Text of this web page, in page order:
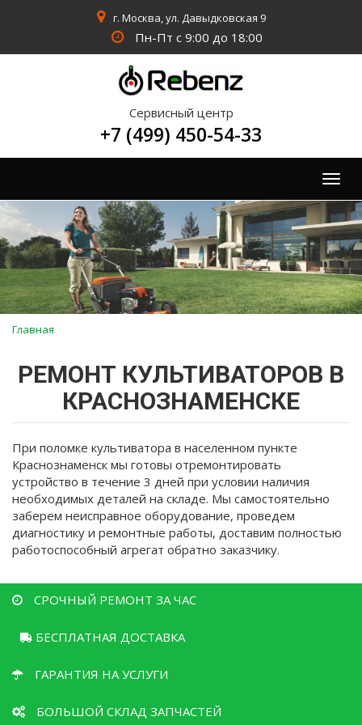
г. Москва, ул. Давыдковская 9
Пн-Пт с 9:00 до 18:00
Сервисный центр
+7 (499) 450-54-33
Вы
здесь
Главная
РЕМОНТ КУЛЬТИВАТОРОВ В
КРАСНОЗНАМЕНСКЕ
При поломке культиватора в населенном пункте
Краснознаменск мы готовы отремонтировать
устройство в течение 3 дней при условии наличия
необходимых деталей на складе. Мы самостоятельно
заберем неисправное оборудование, проведем
диагностику и ремонтные работы, доставим полностью
работоспособный агрегат обратно заказчику.
СРОЧНЫЙ РЕМОНТ ЗА ЧАС
БЕСПЛАТНАЯ ДОСТАВКА
ГАРАНТИЯ НА УСЛУГИ
БОЛЬШОЙ СКЛАД ЗАПЧАСТЕЙ